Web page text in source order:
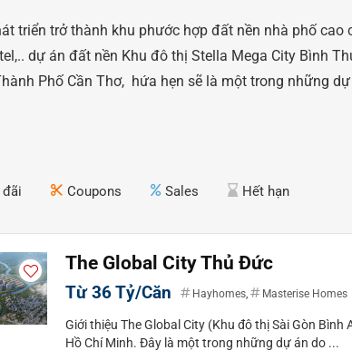
triển trở thành khu phước hợp đất nền nhà phố cao
dự án đất nền Khu đô thị Stella Mega City Bình
Phố Cần Thơ, hứa hẹn sẽ là một trong những
đãi Coupons Sales Hết hạn
The Global City Thủ Đức
Từ 36 Tỷ/Căn Hayhomes, Masterise Homes
Giới thiệu The Global City (Khu đô thị Sài Gòn
Hồ Chí Minh. Đây là một trong những dự án do ...